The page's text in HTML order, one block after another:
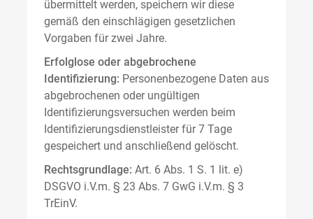
übermittelt werden, speichern wir diese
gemäß den einschlägigen gesetzlichen
Vorgaben für zwei Jahre.
Erfolglose oder abgebrochene
Identifizierung: Personenbezogene Daten aus
abgebrochenen oder ungültigen
Identifizierungsversuchen werden beim
Identifizierungsdienstleister für 7 Tage
gespeichert und anschließend gelöscht.
Rechtsgrundlage: Art. 6 Abs. 1 S. 1 lit. e)
DSGVO i.V.m. § 23 Abs. 7 GwG i.V.m. § 3
TrEinV.